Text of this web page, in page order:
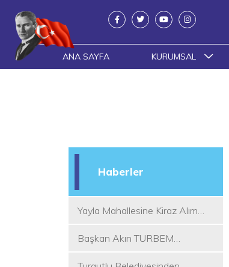
ANA SAYFA KURUMSAL
Haberler
Yayla Mahallesine Kiraz Alım
Başkan Akın TURBEM